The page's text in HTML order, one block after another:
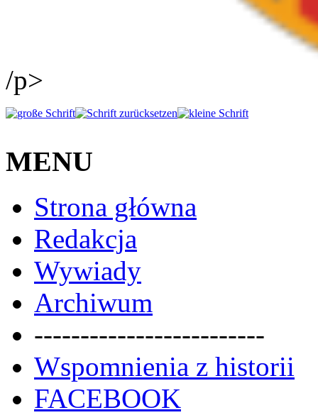
/p>
MENU
Strona główna
Redakcja
Wywiady
Archiwum
-------------------------
Wspomnienia z historii
FACEBOOK